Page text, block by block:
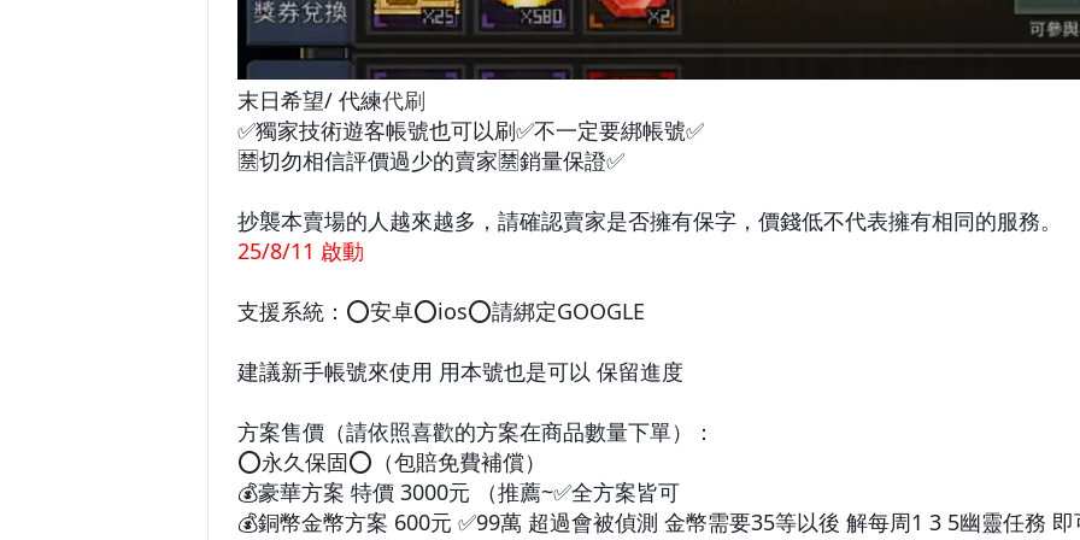
末日希望/ 代練代刷
✅獨家技術遊客帳號也可以刷✅不一定要綁帳號✅
🈲切勿相信評價過少的賣家🈲銷量保證✅
抄襲本賣場的人越來越多，請確認賣家是否擁有保字，價錢低不代表擁有相同的服務。
25/8/11 啟動
支援系統：⭕安卓⭕ios⭕請綁定GOOGLE
建議新手帳號來使用 用本號也是可以 保留進度
方案售價（請依照喜歡的方案在商品數量下單）：
⭕永久保固⭕（包賠免費補償）
💰豪華方案 特價 3000元 （推薦~✅全方案皆可
💰銅幣金幣方案 600元 ✅99萬 超過會被偵測 金幣需要35等以後 解每周1 3 5幽靈任務